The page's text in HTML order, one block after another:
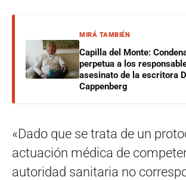
MIRÁ TAMBIÉN
Capilla del Monte:
perpetua a los
asesinato de la escritora
Cappenberg
«Dado que se trata de un
actuación médica de
autoridad sanitaria no